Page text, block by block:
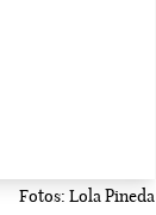
Fotos: Lola Pineda